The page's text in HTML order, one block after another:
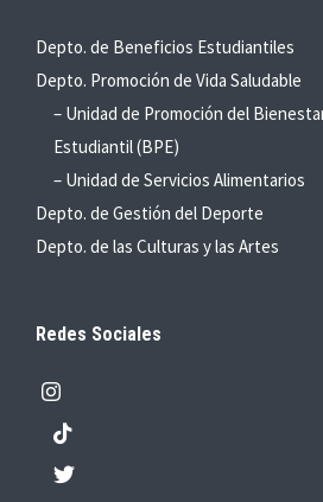
Depto. de Beneficios Estudiantiles
Depto. Promoción de Vida Saludable
– Unidad de Promoción del
Estudiantil (BPE)
– Unidad de Servicios Alimentarios
Depto. de Gestión del Deporte
Depto. de las Culturas y las Artes
Redes Sociales